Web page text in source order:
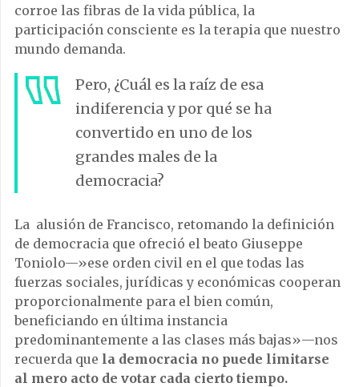
corroe las fibras de la vida pública, la
participación consciente es la terapia que nuestro
mundo demanda.
Pero, ¿Cuál es la raíz de esa
indiferencia y por qué se ha
convertido en uno de los
grandes males de la
democracia?
La alusión de Francisco, retomando la definición
de democracia que ofreció el beato Giuseppe
Toniolo—»ese orden civil en el que todas las
fuerzas sociales, jurídicas y económicas cooperan
proporcionalmente para el bien común,
beneficiando en última instancia
predominantemente a las clases más bajas»—nos
recuerda que la democracia no puede limitarse
al mero acto de votar cada cierto tiempo.